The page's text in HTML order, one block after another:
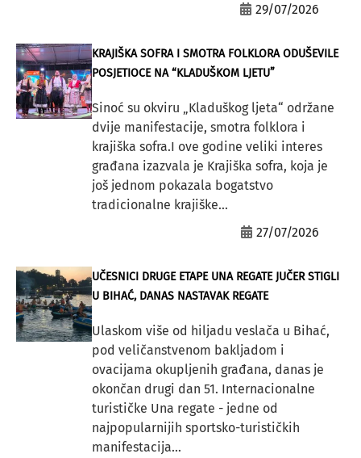
29/07/2026
KRAJIŠKA SOFRA I SMOTRA FOLKLORA ODUŠEVILE
POSJETIOCE NA “KLADUŠKOM LJETU”
Sinoć su okviru „Kladuškog ljeta“ održane
dvije manifestacije, smotra folklora i
krajiška sofra.I ove godine veliki interes
građana izazvala je Krajiška sofra, koja je
još jednom pokazala bogatstvo
tradicionalne krajiške...
27/07/2026
UČESNICI DRUGE ETAPE UNA REGATE JUČER STIGLI
U BIHAĆ, DANAS NASTAVAK REGATE
Ulaskom više od hiljadu veslača u Bihać,
pod veličanstvenom bakljadom i
ovacijama okupljenih građana, danas je
okončan drugi dan 51. Internacionalne
turističke Una regate - jedne od
najpopularnijih sportsko-turističkih
manifestacija...